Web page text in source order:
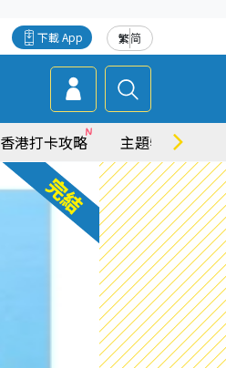
繁简
下載 App
香港打卡攻略 主題特集